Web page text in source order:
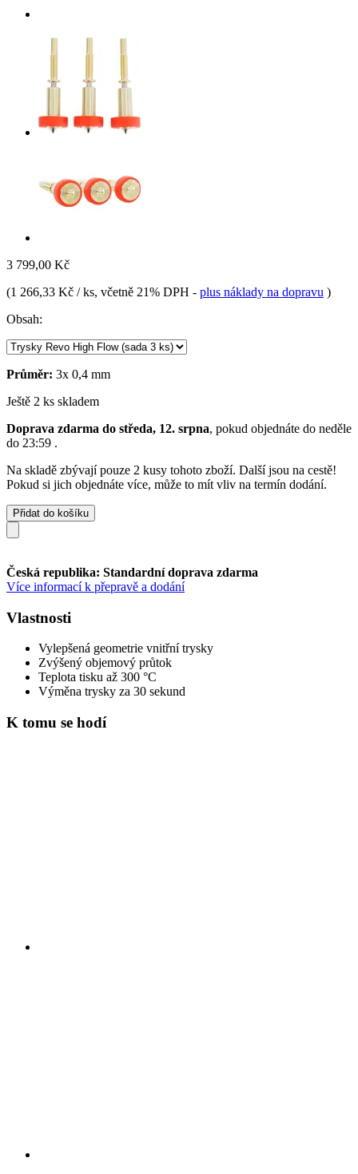
3 799,00 Kč
(1 266,33 Kč / ks, včetně 21% DPH - plus náklady na dopravu )
Obsah:
Průměr: 3x 0,4 mm
Ještě 2 ks skladem
Doprava zdarma do středa, 12. srpna, pokud objednáte do neděle
do 23:59 .
Na skladě zbývají pouze 2 kusy tohoto zboží. Další jsou na cestě!
Pokud si jich objednáte více, může to mít vliv na termín dodání.
Přidat do košíku
Česká republika: Standardní doprava zdarma
Více informací k přepravě a dodání
Vlastnosti
Vylepšená geometrie vnitřní trysky
Zvýšený objemový průtok
Teplota tisku až 300 °C
Výměna trysky za 30 sekund
K tomu se hodí